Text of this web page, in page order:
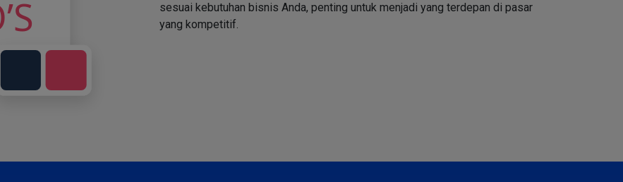
sesuai kebutuhan bisnis Anda, penting untuk menjadi yang terdepan di pasar
yang kompetitif.